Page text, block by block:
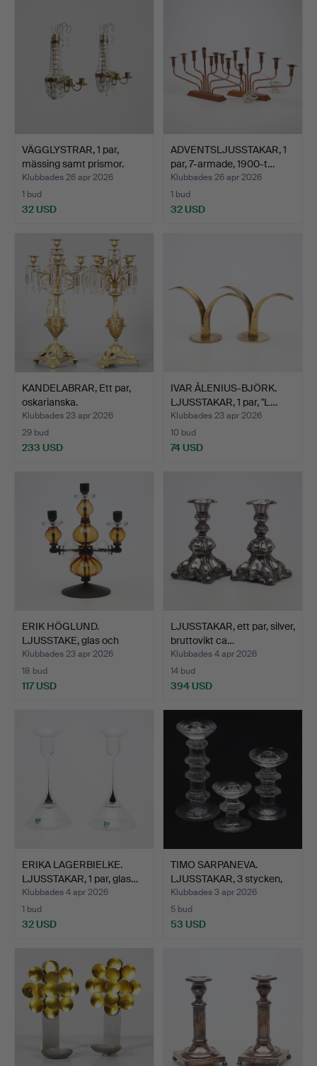
VÄGGLYSTRAR, 1 par,
mässing samt prismor.
Klubbades 26 apr 2026
1 bud
32 USD
ADVENTSLJUSSTAKAR, 1
par, 7-armade, 1900-t…
Klubbades 26 apr 2026
1 bud
32 USD
KANDELABRAR, Ett par,
oskarianska.
Klubbades 23 apr 2026
29 bud
233 USD
IVAR ÅLENIUS-BJÖRK.
LJUSSTAKAR, 1 par, "L…
Klubbades 23 apr 2026
10 bud
74 USD
ERIK HÖGLUND.
LJUSSTAKE, glas och
smide, B…
Klubbades 23 apr 2026
18 bud
117 USD
LJUSSTAKAR, ett par, silver,
bruttovikt ca…
Klubbades 4 apr 2026
14 bud
394 USD
ERIKA LAGERBIELKE.
LJUSSTAKAR, 1 par, glas…
Klubbades 4 apr 2026
1 bud
32 USD
TIMO SARPANEVA.
LJUSSTAKAR, 3 stycken,
gla…
Klubbades 3 apr 2026
5 bud
53 USD